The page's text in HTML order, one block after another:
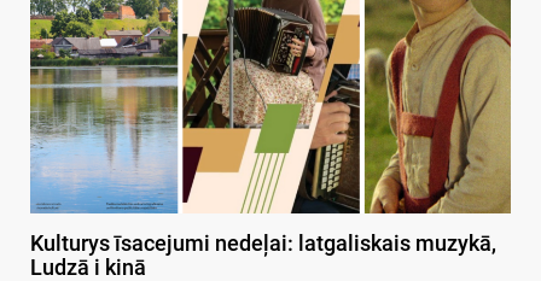
Kulturys īsacejumi nedeļai: latgaliskais muzykā,
Ludzā i kinā